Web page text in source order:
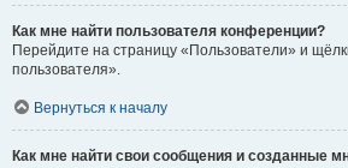
Как мне найти пользователя конференции?
Перейдите на страницу «Пользователи» и
пользователя».
Вернуться к началу
Как мне найти свои сообщения и созданные